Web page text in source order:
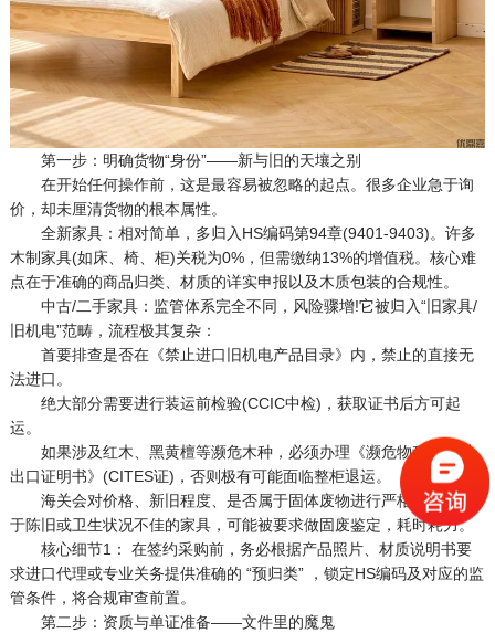
第一步：明确货物“身份”——新与旧的天壤之别
在开始任何操作前，这是最容易被忽略的起点。很多企业急于询
价，却未厘清货物的根本属性。
全新家具：相对简单，多归入HS编码第94章(9401-9403)。许多
木制家具(如床、椅、柜)关税为0%，但需缴纳13%的增值税。核心难
点在于准确的商品归类、材质的详实申报以及木质包装的合规性。
中古/二手家具：监管体系完全不同，风险骤增!它被归入“旧家具/
旧机电”范畴，流程极其复杂：
首要排查是否在《禁止进口旧机电产品目录》内，禁止的直接无
法进口。
绝大部分需要进行装运前检验(CCIC中检)，获取证书后方可起
运。
如果涉及红木、黑黄檀等濒危木种，必须办理《濒危物种允许进
出口证明书》(CITES证)，否则极有可能面临整柜退运。
海关会对价格、新旧程度、是否属于固体废物进行严格审核。过
于陈旧或卫生状况不佳的家具，可能被要求做固废鉴定，耗时耗力。
核心细节1： 在签约采购前，务必根据产品照片、材质说明书要
求进口代理或专业关务提供准确的 “预归类” ，锁定HS编码及对应的监
管条件，将合规审查前置。
第二步：资质与单证准备——文件里的魔鬼